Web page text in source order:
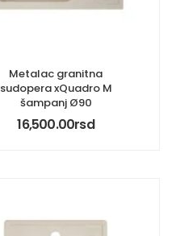
Metalac granitna
sudopera xQuadro M
šampanj Ø90
16,500.00rsd